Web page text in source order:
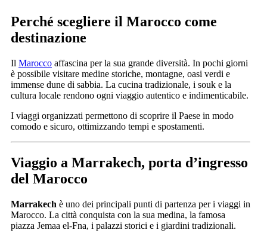
Perché scegliere il Marocco come
destinazione
Il Marocco affascina per la sua grande diversità. In pochi giorni
è possibile visitare medine storiche, montagne, oasi verdi e
immense dune di sabbia. La cucina tradizionale, i souk e la
cultura locale rendono ogni viaggio autentico e indimenticabile.
I viaggi organizzati permettono di scoprire il Paese in modo
comodo e sicuro, ottimizzando tempi e spostamenti.
Viaggio a Marrakech, porta d’ingresso
del Marocco
Marrakech è uno dei principali punti di partenza per i viaggi in
Marocco. La città conquista con la sua medina, la famosa
piazza Jemaa el-Fna, i palazzi storici e i giardini tradizionali.